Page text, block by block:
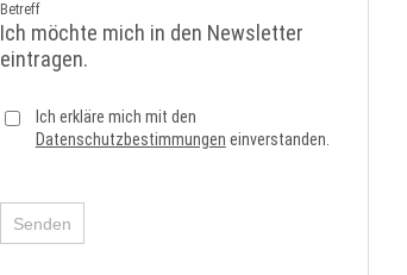
Betreff
Ich möchte mich in den Newsletter
eintragen.
Ich erkläre mich mit den
Datenschutzbestimmungen einverstanden.